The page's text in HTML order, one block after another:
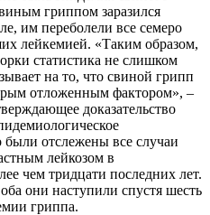
гриппом заразился
им переболели все семеро
лейкемией. «Таким образом,
статистика не слишком
на то, что свиной грипп
отложенным фактором», –
доказательство
были отслежены все случаи
лейкозом в
чем тридцати последних лет.
они наступили спустя шесть
гриппа.